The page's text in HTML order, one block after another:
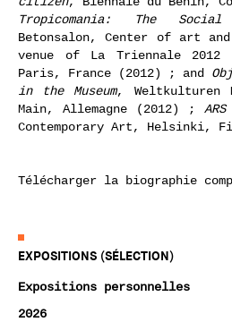
Tropicomania: The
Betonsalon, Center of art
venue of La Triennale
Paris, France (2012) ; and
in the Museum, Weltkulturen
Main, Allemagne (2012) ;
Contemporary Art, Helsinki,
Télécharger la biographie
EXPOSITIONS (SÉLECTION)
Expositions personnelles
2026